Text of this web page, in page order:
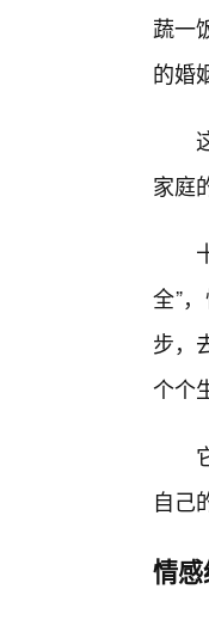
蔬一
的婚
家庭
全”
步，
个个
自己
情